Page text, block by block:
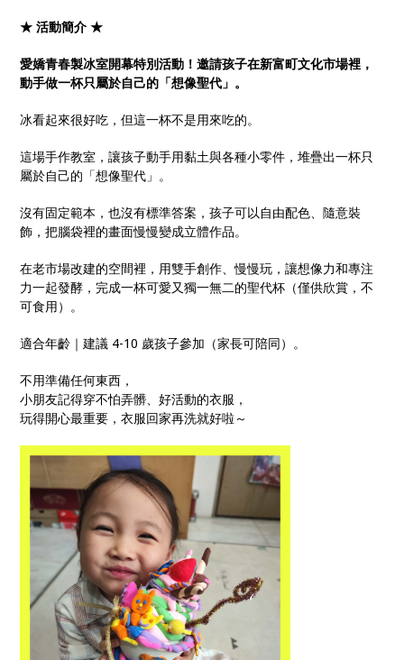
★ 活動簡介 ★
愛嬌青春製冰室開幕特別活動！邀請孩子在新富町文化市場裡，
動手做一杯只屬於自己的「想像聖代」。
冰看起來很好吃，但這一杯不是用來吃的。
這場手作教室，讓孩子動手用黏土與各種小零件，堆疊出一杯只
屬於自己的「想像聖代」。
沒有固定範本，也沒有標準答案，孩子可以自由配色、隨意裝
飾，把腦袋裡的畫面慢慢變成立體作品。
在老市場改建的空間裡，用雙手創作、慢慢玩，讓想像力和專注
力一起發酵，完成一杯可愛又獨一無二的聖代杯（僅供欣賞，不
可食用）。
適合年齡｜建議 4-10 歲孩子參加（家長可陪同）。
不用準備任何東西，
小朋友記得穿不怕弄髒、好活動的衣服，
玩得開心最重要，衣服回家再洗就好啦～